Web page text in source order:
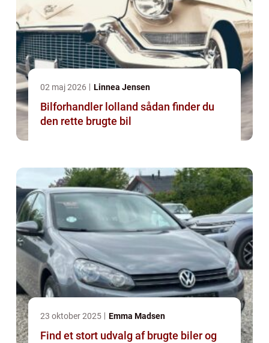
02 maj 2026 Linnea Jensen
Bilforhandler lolland sådan finder du
den rette brugte bil
23 oktober 2025 Emma Madsen
Find et stort udvalg af brugte biler og